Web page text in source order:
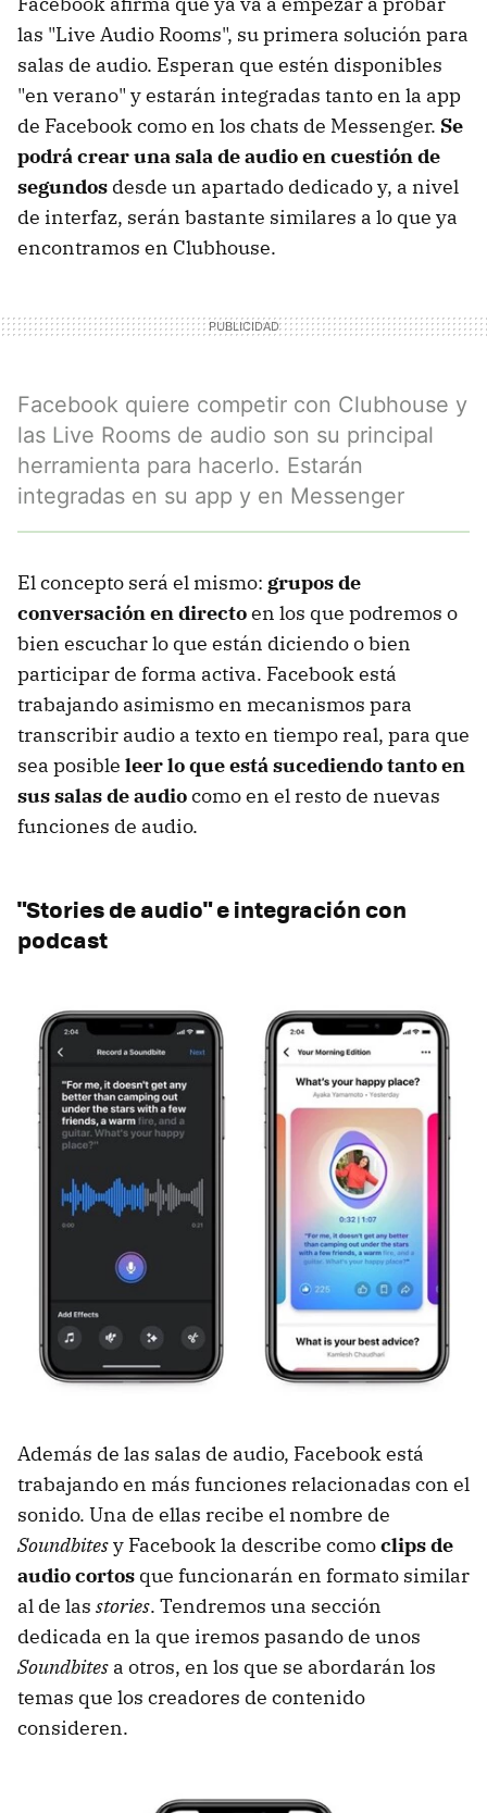
las "Live Audio Rooms", su primera solución para
salas de audio. Esperan que estén disponibles
"en verano" y estarán integradas tanto en la app
de Facebook como en los chats de Messenger. Se
podrá crear una sala de audio en cuestión de
segundos desde un apartado dedicado y, a nivel
de interfaz, serán bastante similares a lo que ya
encontramos en Clubhouse.
Facebook quiere competir con Clubhouse y
las Live Rooms de audio son su principal
herramienta para hacerlo. Estarán
integradas en su app y en Messenger
El concepto será el mismo: grupos de
conversación en directoen los que podremos o
bien escuchar lo que están diciendo o bien
participar de forma activa. Facebook está
trabajando asimismo en mecanismos para
transcribir audio a texto en tiempo real, para que
sea posible leer lo que está sucediendo tanto en
sus salas de audiocomo en el resto de nuevas
funciones de audio.
"Stories de audio" e integración con
podcast
Además de las salas de audio, Facebook está
trabajando en más funciones relacionadas con el
sonido. Una de ellas recibe el nombre de
Soundbitesy Facebook la describe comoclips de
audio cortos que funcionarán en formato similar
al de las stories. Tendremos una sección
dedicada en la que iremos pasando de unos
Soundbites a otros, en los que se abordarán los
temas que los creadores de contenido
consideren.